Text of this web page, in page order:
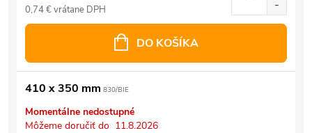
0,74 € vrátane DPH
DO KOŠÍKA
410 x 350 mm 830/BIE
Momentálne nedostupné
Môžeme doručiť do 11.8.2026